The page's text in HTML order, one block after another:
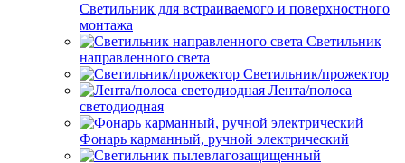
Светильник для встраиваемого и поверхностного
монтажа
Светильник
направленного света
Светильник/прожектор
Лента/полоса
светодиодная
Фонарь карманный, ручной электрический